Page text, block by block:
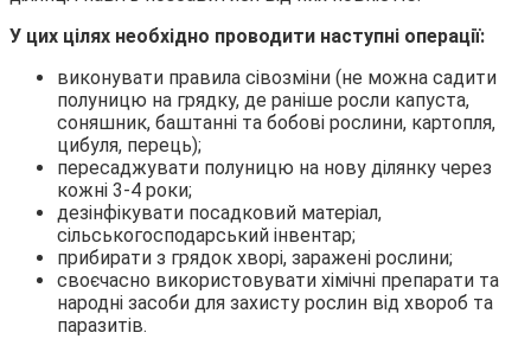
У цих цілях необхідно проводити наступні операції:
виконувати правила сівозміни (не можна садити
полуницю на грядку, де раніше росли капуста,
соняшник, баштанні та бобові рослини, картопля,
цибуля, перець);
пересаджувати полуницю на нову ділянку через
кожні 3-4 роки;
дезінфікувати посадковий матеріал,
сільськогосподарський інвентар;
прибирати з грядок хворі, заражені рослини;
своєчасно використовувати хімічні препарати та
народні засоби для захисту рослин від хвороб та
паразитів.